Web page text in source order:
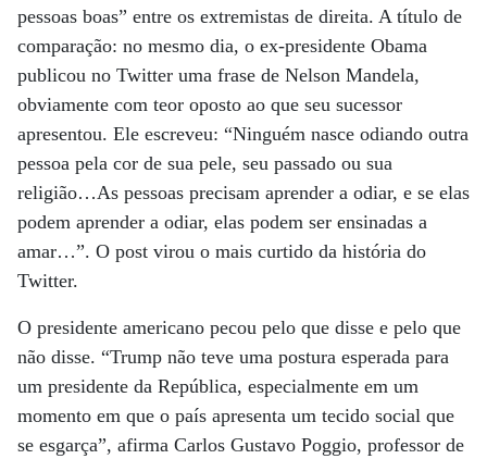
pessoas boas” entre os extremistas de direita. A título de
comparação: no mesmo dia, o ex-presidente Obama
publicou no Twitter uma frase de Nelson Mandela,
obviamente com teor oposto ao que seu sucessor
apresentou. Ele escreveu: “Ninguém nasce odiando outra
pessoa pela cor de sua pele, seu passado ou sua
religião…As pessoas precisam aprender a odiar, e se elas
podem aprender a odiar, elas podem ser ensinadas a
amar…”. O post virou o mais curtido da história do
Twitter.
O presidente americano pecou pelo que disse e pelo que
não disse. “Trump não teve uma postura esperada para
um presidente da República, especialmente em um
momento em que o país apresenta um tecido social que
se esgarça”, afirma Carlos Gustavo Poggio, professor de